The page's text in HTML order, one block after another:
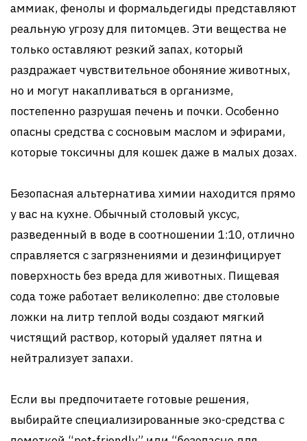
аммиак, фенолы и формальдегиды представляют
реальную угрозу для питомцев. Эти вещества не
только оставляют резкий запах, который
раздражает чувствительное обоняние животных,
но и могут накапливаться в организме,
постепенно разрушая печень и почки. Особенно
опасны средства с сосновым маслом и эфирами,
которые токсичны для кошек даже в малых дозах.
Безопасная альтернатива химии находится прямо
у вас на кухне. Обычный столовый уксус,
разведенный в воде в соотношении 1:10, отлично
справляется с загрязнениями и дезинфицирует
поверхность без вреда для животных. Пищевая
сода тоже работает великолепно: две столовые
ложки на литр теплой воды создают мягкий
чистящий раствор, который удаляет пятна и
нейтрализует запахи.
Если вы предпочитаете готовые решения,
выбирайте специализированные эко-средства с